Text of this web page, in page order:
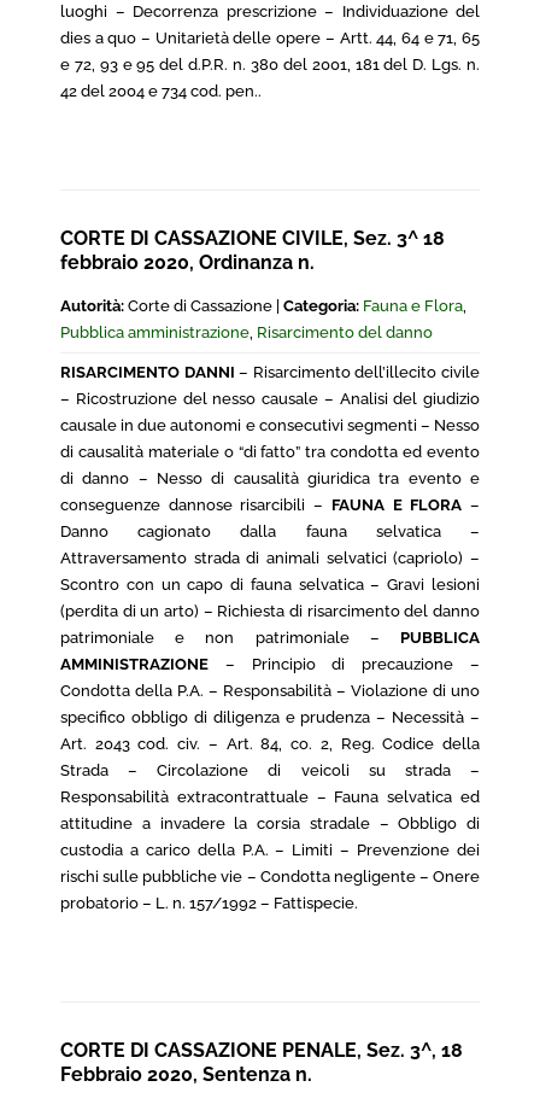
luoghi – Decorrenza prescrizione – Individuazione del
dies a quo – Unitarietà delle opere – Artt. 44, 64 e 71, 65
e 72, 93 e 95 del d.P.R. n. 380 del 2001, 181 del D. Lgs. n.
42 del 2004 e 734 cod. pen..
CORTE DI CASSAZIONE CIVILE, Sez. 3^ 18
febbraio 2020, Ordinanza n.
Autorità: Corte di Cassazione | Categoria: Fauna e Flora,
Pubblica amministrazione, Risarcimento del danno
RISARCIMENTO DANNI – Risarcimento dell’illecito civile
– Ricostruzione del nesso causale – Analisi del giudizio
causale in due autonomi e consecutivi segmenti – Nesso
di causalità materiale o “di fatto” tra condotta ed evento
di danno – Nesso di causalità giuridica tra evento e
conseguenze dannose risarcibili – FAUNA E FLORA –
Danno cagionato dalla fauna selvatica –
Attraversamento strada di animali selvatici (capriolo) –
Scontro con un capo di fauna selvatica – Gravi lesioni
(perdita di un arto) – Richiesta di risarcimento del danno
patrimoniale e non patrimoniale – PUBBLICA
AMMINISTRAZIONE – Principio di precauzione –
Condotta della P.A. – Responsabilità – Violazione di uno
specifico obbligo di diligenza e prudenza – Necessità –
Art. 2043 cod. civ. – Art. 84, co. 2, Reg. Codice della
Strada – Circolazione di veicoli su strada –
Responsabilità extracontrattuale – Fauna selvatica ed
attitudine a invadere la corsia stradale – Obbligo di
custodia a carico della P.A. – Limiti – Prevenzione dei
rischi sulle pubbliche vie – Condotta negligente – Onere
probatorio – L. n. 157/1992 – Fattispecie.
CORTE DI CASSAZIONE PENALE, Sez. 3^, 18
Febbraio 2020, Sentenza n.